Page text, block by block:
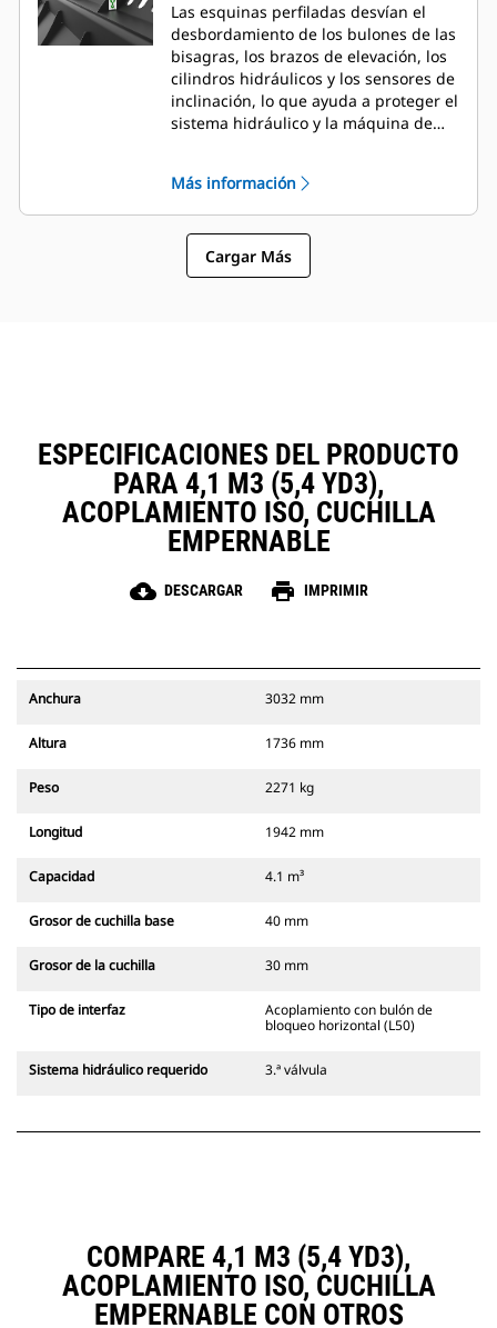
Las esquinas perfiladas desvían el
desbordamiento de los bulones de las
bisagras, los brazos de elevación, los
cilindros hidráulicos y los sensores de
inclinación, lo que ayuda a proteger el
sistema hidráulico y la máquina de
una buena visibilidad hacia delante
evitando daños en las esquinas al
descargar.
Más información
Cargar Más
ESPECIFICACIONES DEL PRODUCTO
PARA 4,1 M3 (5,4 YD3),
ACOPLAMIENTO ISO, CUCHILLA
EMPERNABLE
cloud_download DESCARGAR print IMPRIMIR
Anchura 3032 mm
Altura 1736 mm
Peso 2271 kg
Longitud 1942 mm
Capacidad 4.1 m³
Grosor de cuchilla base 40 mm
Grosor de la cuchilla 30 mm
Tipo de interfaz
Acoplamiento con bulón de
bloqueo horizontal (L50)
Sistema hidráulico requerido 3.ª válvula
COMPARE 4,1 M3 (5,4 YD3),
ACOPLAMIENTO ISO, CUCHILLA
EMPERNABLE CON OTROS